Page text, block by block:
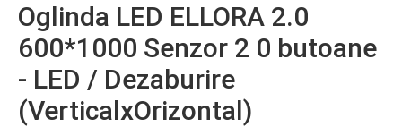
Oglinda LED ELLORA 2.0
600*1000 Senzor 2 0 butoane
- LED / Dezaburire
(VerticalxOrizontal)